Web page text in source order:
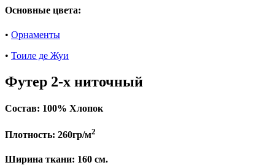
Основные цвета:
• Орнаменты
• Тоиле де Жуи
Футер 2-х ниточный
Состав: 100% Хлопок
Плотность: 260гр/м2
Ширина ткани: 160 см.